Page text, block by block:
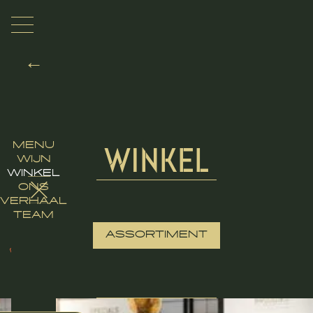
←
MENU
WIJN
WINKEL
ONS
VERHAAL
TEAM
WINKEL
ASSORTIMENT